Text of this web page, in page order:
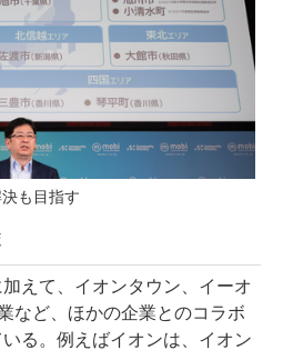
も目指す
えて、イオンタウン、イーオ
など、ほかの企業とのコラボ
る。例えばイオンは、イオン